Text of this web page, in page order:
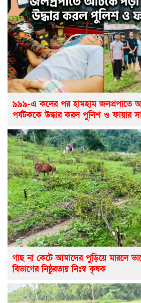
৯৯৯-এ কলের পর হামহাম জলপ্রপাতে
পর্যটককে উদ্ধার করল পুলিশ ও ফায়ার
গাছ না কেটে আমাদের পুড়িয়ে মারলে
বিভাগের নিষ্ঠুরতায় নিঃস্ব কৃষক